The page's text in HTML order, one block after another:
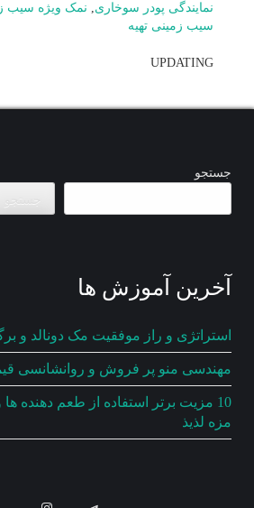
نمایندگی پودر سوخاری, نمک ویژه سیب
سیب زمینی تهیه
UPDATING
جستجو
جستجو
آخرین آموزش ها
استراتژی و راز موفقیت مک دونالد و
مهندسی منو پر فروش و روانشانسی
10 مزیت برتر استفاده از طعم دهنده
مزه لذیذ